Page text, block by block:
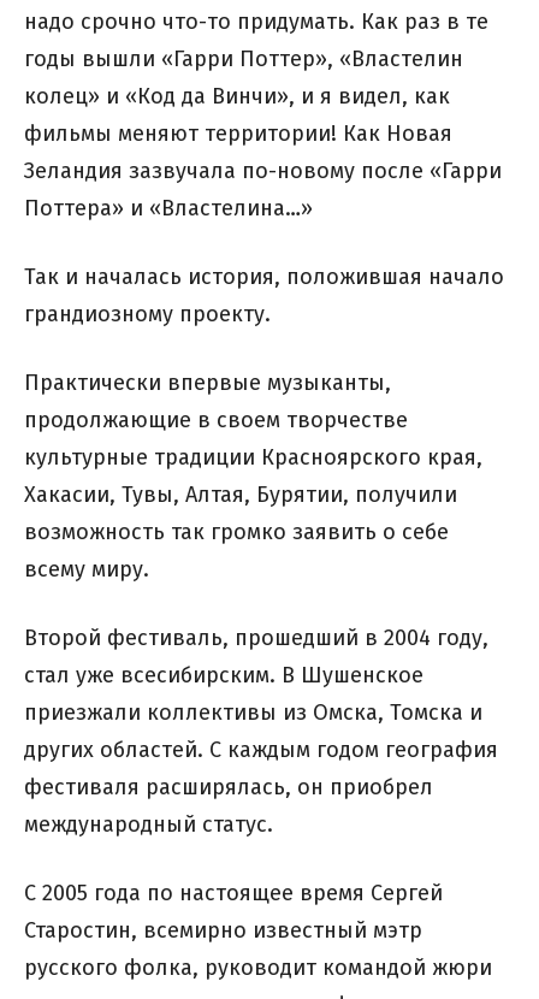
надо срочно что-то придумать. Как раз в те
годы вышли «Гарри Поттер», «Властелин
колец» и «Код да Винчи», и я видел, как
фильмы меняют территории! Как Новая
Зеландия зазвучала по-новому после «Гарри
Поттера» и «Властелина…»
Так и началась история, положившая начало
грандиозному проекту.
Практически впервые музыканты,
продолжающие в своем творчестве
культурные традиции Красноярского края,
Хакасии, Тувы, Алтая, Бурятии, получили
возможность так громко заявить о себе
всему миру.
Второй фестиваль, прошедший в 2004 году,
стал уже всесибирским. В Шушенское
приезжали коллективы из Омска, Томска и
других областей. С каждым годом география
фестиваля расширялась, он приобрел
международный статус.
С 2005 года по настоящее время Сергей
Старостин, всемирно известный мэтр
русского фолка, руководит командой жюри